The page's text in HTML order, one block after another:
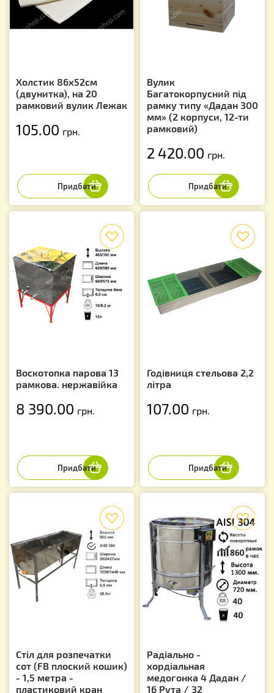
Холстик 86х52см
(двунитка), на 20
рамковий вулик Лежак
105.00 грн.
Вулик
Багатокорпусний під
рамку типу «Дадан 300
мм» (2 корпуси, 12-ти
рамковий)
2 420.00 грн.
Воскотопка парова 13
рамкова. нержавійка
8 390.00 грн.
Годівниця стельова 2,2
літра
107.00 грн.
Стіл для розпечатки
сот (FB плоский кошик)
- 1,5 метра -
пластиковий кран
Радіально -
хордіальная
медогонка 4 Дадан /
16 Рута / 32